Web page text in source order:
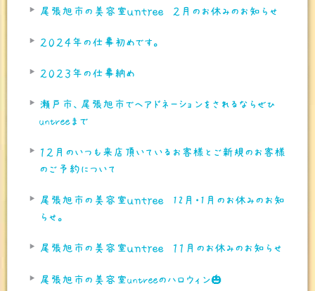
尾張旭市の美容室ｕｎｔｒｅｅ ２月のお休みのお知らせ
２０２４年の仕事初めです。
２０２３年の仕事納め
瀬戸市、尾張旭市でヘアドネーションをされるならぜひ
untreeまで
１２月のいつも来店頂いているお客様とご新規のお客様
のご予約について
尾張旭市の美容室ｕｎｔｒｅｅ 12月・1月のお休みのお知
らせ。
尾張旭市の美容室ｕｎｔｒｅｅ １１月のお休みのお知らせ
尾張旭市の美容室untreeのハロウィン🎃